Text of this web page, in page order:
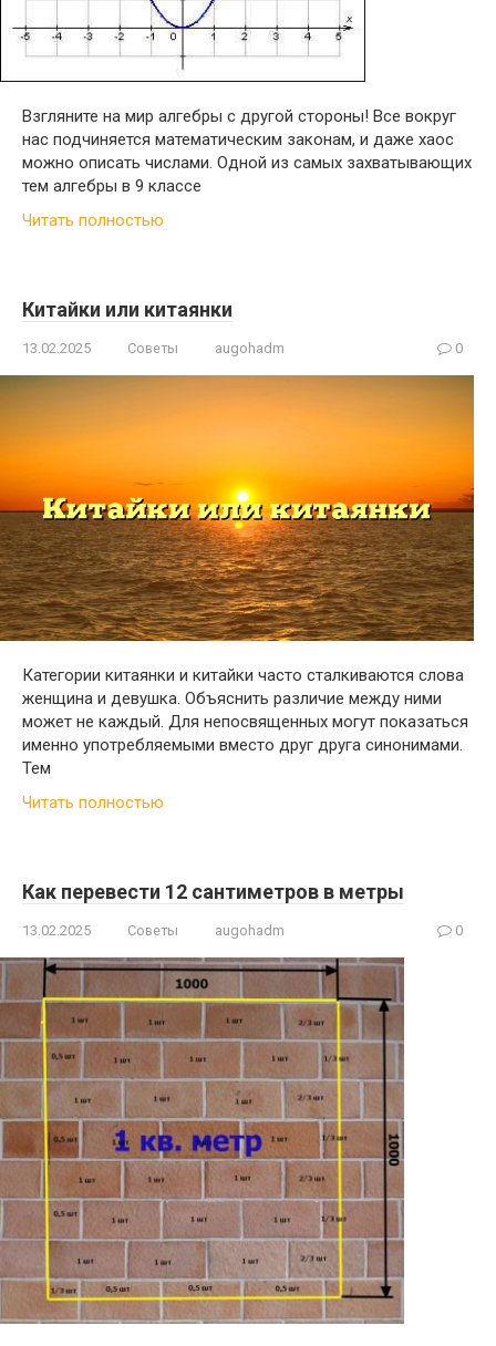
Взгляните на мир алгебры с другой стороны! Все вокруг
нас подчиняется математическим законам, и даже хаос
можно описать числами. Одной из самых захватывающих
тем алгебры в 9 классе
Читать полностью
Китайки или китаянки
13.02.2025 Советы augohadm 0
Категории китаянки и китайки часто сталкиваются слова
женщина и девушка. Объяснить различие между ними
может не каждый. Для непосвященных могут показаться
именно употребляемыми вместо друг друга синонимами.
Тем
Читать полностью
Как перевести 12 сантиметров в метры
13.02.2025 Советы augohadm 0